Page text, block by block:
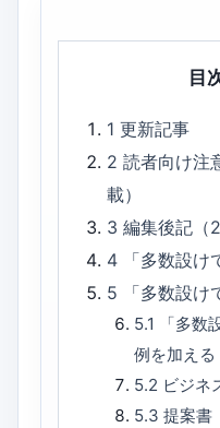
目
1更新記事
2読者向け
載）
3編集後記（
4
「多数設
5
「多数設
5.1
「多
例を加える
5.2 ビジネ
5.3 提案書